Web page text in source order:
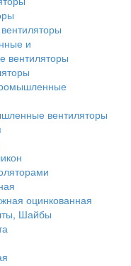
и
вентиляторы
вентиляторы
оцинкованная
Шайбы